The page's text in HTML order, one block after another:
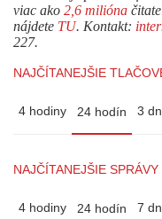
viac ako 2,6 milióna
nájdete TU. Kontakt:
227.
NAJČÍTANEJŠIE
4 hodiny 24 hodín 3
NAJČÍTANEJŠIE SPRÁVY
4 hodiny 24 hodín 7